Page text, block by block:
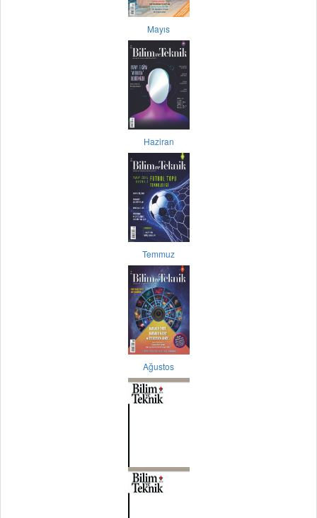
Mayıs
Haziran
Temmuz
Ağustos